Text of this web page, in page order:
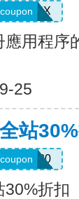
用程序
25
站
AFFILI30
30%折扣